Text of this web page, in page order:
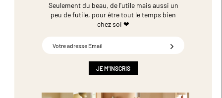
Seulement du beau, de l'utile mais aussi un
peu de futile, pour être tout le temps bien
chez soi ❤
JE M'INSCRIS